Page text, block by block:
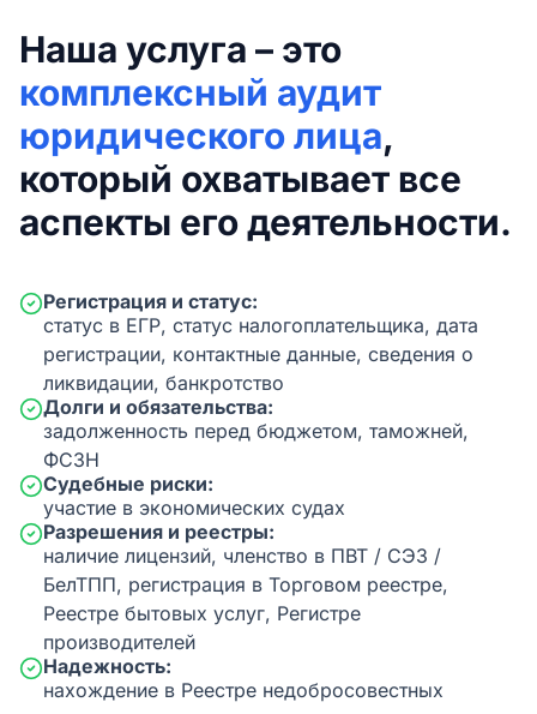
Наша услуга – это
комплексный аудит
юридического лица,
который охватывает все
аспекты его деятельности.
Регистрация и статус:
статус в ЕГР, статус налогоплательщика, дата
регистрации, контактные данные, сведения о
ликвидации, банкротство
Долги и обязательства:
задолженность перед бюджетом, таможней,
ФСЗН
Судебные риски:
участие в экономических судах
Разрешения и реестры:
наличие лицензий, членство в ПВТ / СЭЗ /
БелТПП, регистрация в Торговом реестре,
Реестре бытовых услуг, Регистре
производителей
Надежность:
нахождение в Реестре недобросовестных